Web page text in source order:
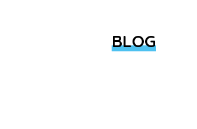
BLOG